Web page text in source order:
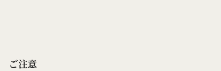
ご注意